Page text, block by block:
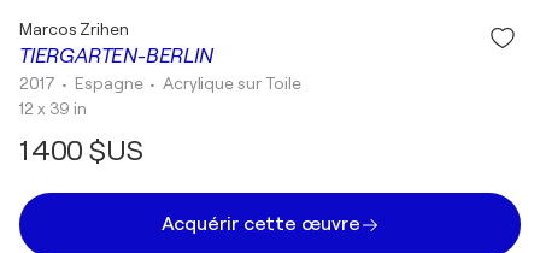
TIERGARTEN-BERLIN
Marcos Zrihen
2017 • Espagne • Acrylique sur Toile
12 x 39 in
1 400 $US
Acquérir cette œuvre